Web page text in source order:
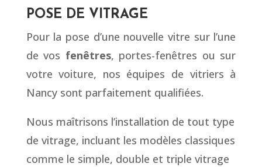
POSE DE VITRAGE
Pour la pose d’une nouvelle vitre sur l’une
de vos fenêtres, portes-fenêtres ou sur
votre voiture, nos équipes de vitriers à
Nancy sont parfaitement qualifiées.
Nous maîtrisons l’installation de tout type
de vitrage, incluant les modèles classiques
comme le simple, double et triple vitrage